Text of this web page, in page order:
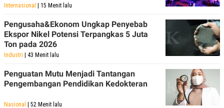
Internasional | 15 Menit lalu
Pengusaha&Ekonom Ungkap Penyebab
Ekspor Nikel Potensi Terpangkas 5 Juta
Ton pada 2026
Industri | 43 Menit lalu
Penguatan Mutu Menjadi Tantangan
Pengembangan Pendidikan Kedokteran
Nasional | 52 Menit lalu